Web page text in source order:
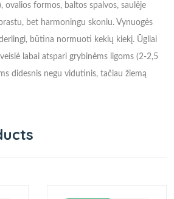
ovalios formos, baltos spalvos, saulėje
bet harmoningu skoniu. Vynuogės
būtina normuoti kekių kiekį. Ūgliai
labai atspari grybinėms ligoms (2-2,5
didesnis negu vidutinis, tačiau žiemą